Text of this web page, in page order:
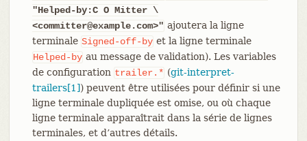
"Helped-by:C O Mitter \
<committer@example.com>" ajoutera la ligne
terminale Signed-off-by et la ligne terminale
Helped-by au message de validation). Les variables
de configuration trailer.* (git-interpret-
trailers[1]) peuvent être utilisées pour définir si une
ligne terminale dupliquée est omise, ou où chaque
ligne terminale apparaîtrait dans la série de lignes
terminales, et d’autres détails.